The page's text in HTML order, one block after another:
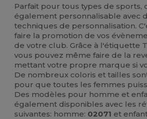
Parfait pour tous types de sports,
également personnalisable avec
techniques de personnalisation.
faire la promotion de vos
de votre club. Grâce à l'étiquette
vous pouvez même faire de la
mettant votre propre marque si
De nombreux coloris et tailles
pour que toutes les femmes
Des modèles pour homme et
également disponibles avec les
suivantes: homme: 02071 et